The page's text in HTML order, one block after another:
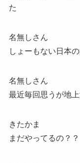
た
名無しさん
しょーもない日本
名無しさん
最近毎回思うが地
きたかま
まだやってるの？？